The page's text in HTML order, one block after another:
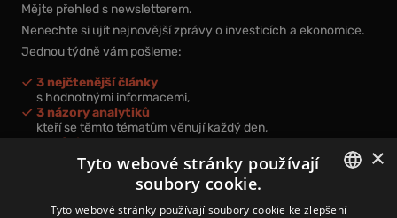
Mějte přehled s newsletterem.
Nenechte si ujít nejnovější zprávy o investicích a ekonomice.
Jednou týdně vám pošleme:
3 nejčtenější články
s hodnotnými informacemi,
3 názory analytiků
kteří se těmto tématům věnují každý den,
nová videa a podcasty
k prohloubení vašich znalostí.
CZECH
×
Tyto webové stránky používají
soubory cookie.
Tyto webové stránky používají soubory cookie ke zlepšení